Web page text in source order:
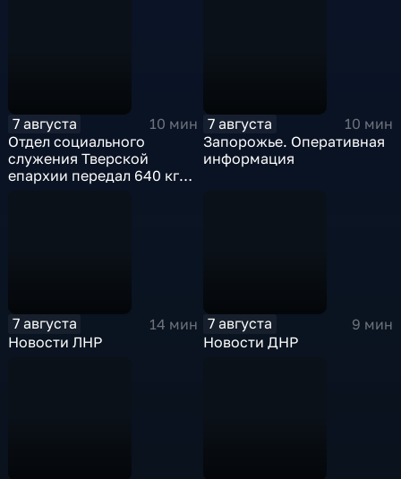
7 августа
10 мин
Отдел социального
служения Тверской
епархии передал 640 кг
7 августа
10 мин
Запорожье. Оперативная
информация
7 августа
14 мин
Новости ЛНР
7 августа
9 мин
Новости ДНР